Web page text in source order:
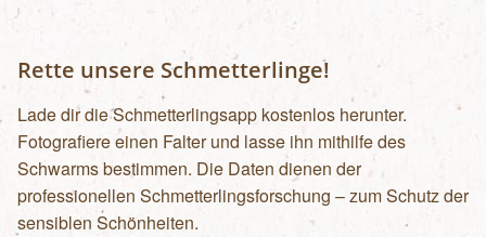
Rette unsere Schmetterlinge!
Lade dir die Schmetterlingsapp kostenlos herunter.
Fotografiere einen Falter und lasse ihn mithilfe des
Schwarms bestimmen. Die Daten dienen der
professionellen Schmetterlingsforschung – zum Schutz der
sensiblen Schönheiten.